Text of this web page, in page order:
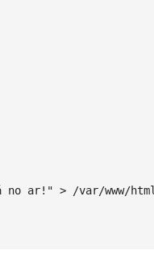
no ar!" > /var/www/